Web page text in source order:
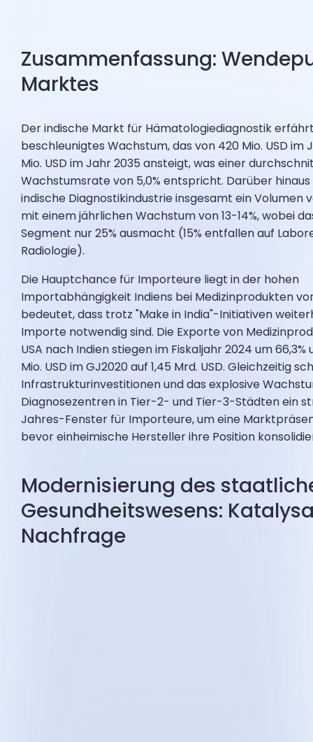
Zusammenfassung:
Marktes
Der indische Markt für Hämatologiediagnostik
beschleunigtes Wachstum, das von 420 Mio. USD im
Mio. USD im Jahr 2035 ansteigt, was einer
Wachstumsrate von 5,0% entspricht. Darüber
indische Diagnostikindustrie insgesamt ein Volumen
mit einem jährlichen Wachstum von 13-14%, wobei
Segment nur 25% ausmacht (15% entfallen auf
Radiologie).
Die Hauptchance für Importeure liegt in der hohen
Importabhängigkeit Indiens bei Medizinprodukten
bedeutet, dass trotz "Make in India"-Initiativen
Importe notwendig sind. Die Exporte von
USA nach Indien stiegen im Fiskaljahr 2024 um
Mio. USD im GJ2020 auf 1,45 Mrd. USD. Gleichzeitig
Infrastrukturinvestitionen und das explosive
Diagnosezentren in Tier-2- und Tier-3-Städten ein
Jahres-Fenster für Importeure, um eine
bevor einheimische Hersteller ihre Position
Modernisierung des
Gesundheitswesens:
Nachfrage